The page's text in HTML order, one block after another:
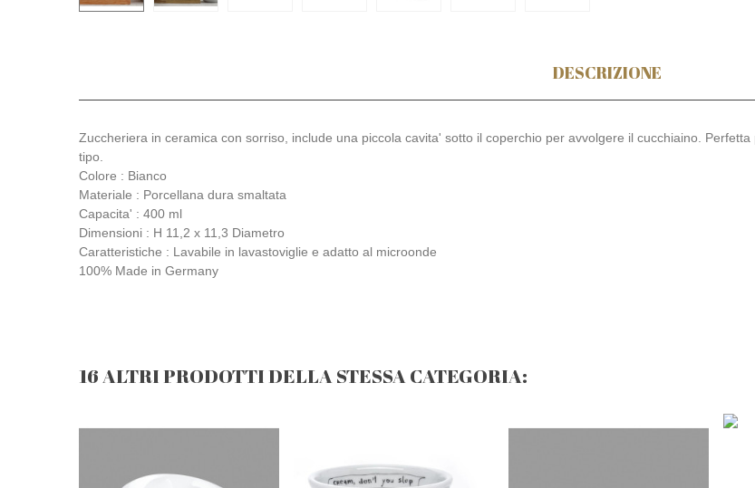
DESCRIZIONE
Zuccheriera in ceramica con sorriso, include una piccola cavita' sotto il coperchio per avvolgere il cucchiaino.
tipo.
Colore : Bianco
Materiale : Porcellana dura smaltata
Capacita' : 400 ml
Dimensioni : H 11,2 x 11,3 Diametro
Caratteristiche : Lavabile in lavastoviglie e adatto al microonde
100% Made in Germany
16 ALTRI PRODOTTI DELLA STESSA CATEGORIA: